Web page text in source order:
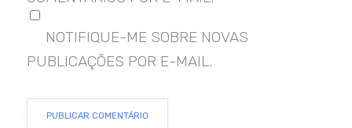
NOTIFIQUE-ME SOBRE NOVAS
PUBLICAÇÕES POR E-MAIL.